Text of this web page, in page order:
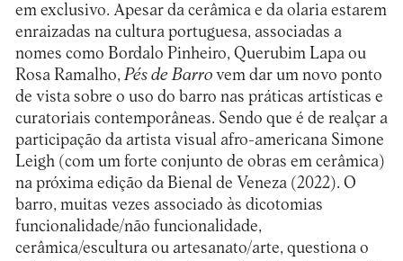
em exclusivo. Apesar da cerâmica e da olaria estarem
enraizadas na cultura portuguesa, associadas a
nomes como Bordalo Pinheiro, Querubim Lapa ou
Rosa Ramalho, Pés de Barrovem dar um novo ponto
de vista sobre o uso do barro nas práticas artísticas e
curatoriais contemporâneas. Sendo que é de realçar a
participação da artista visual afro-americana Simone
Leigh (com um forte conjunto de obras em cerâmica)
na próxima edição da Bienal de Veneza (2022). O
barro, muitas vezes associado às dicotomias
funcionalidade/não funcionalidade,
cerâmica/escultura ou artesanato/arte, questiona o